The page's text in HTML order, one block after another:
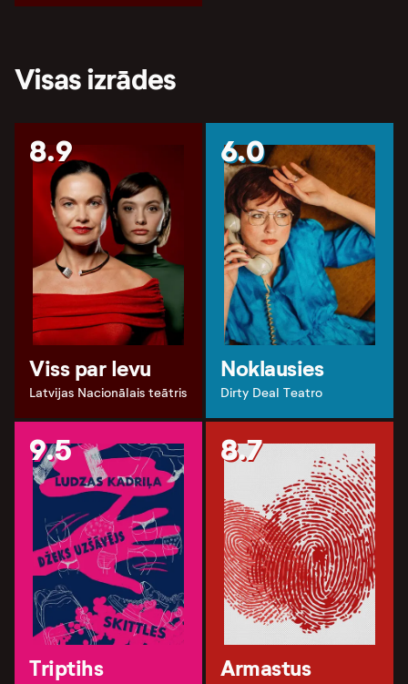
Visas izrādes
8.9
Viss par Ievu
Latvijas Nacionālais teātris
6.0
Noklausies
Dirty Deal Teatro
9.5
Triptihs
8.7
Armastus